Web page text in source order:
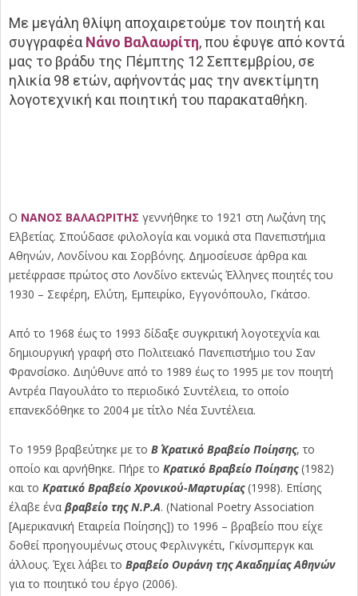
Με μεγάλη θλίψη αποχαιρετούμε τον ποιητή και
συγγραφέα Νάνο Βαλαωρίτη, που έφυγε από κοντά
μας το βράδυ της Πέμπτης 12 Σεπτεμβρίου, σε
ηλικία 98 ετών, αφήνοντάς μας την ανεκτίμητη
λογοτεχνική και ποιητική του παρακαταθήκη.
Ο ΝΑΝΟΣ ΒΑΛΑΩΡΙΤΗΣ γεννήθηκε το 1921 στη Λωζάνη της
Ελβετίας. Σπούδασε φιλολογία και νομικά στα Πανεπιστήμια
Αθηνών, Λονδίνου και Σορβόνης. Δημοσίευσε άρθρα και
μετέφρασε πρώτος στο Λονδίνο εκτενώς Έλληνες ποιητές του
1930 – Σεφέρη, Ελύτη, Εμπειρίκο, Εγγονόπουλο, Γκάτσο.
Από το 1968 έως το 1993 δίδαξε συγκριτική λογοτεχνία και
δημιουργική γραφή στο Πολιτειακό Πανεπιστήμιο του Σαν
Φρανσίσκο. Διηύθυνε από το 1989 έως το 1995 με τον ποιητή
Αντρέα Παγουλάτο το περιοδικό Συντέλεια, το οποίο
επανεκδόθηκε το 2004 με τίτλο Νέα Συντέλεια.
Το 1959 βραβεύτηκε με το Β΄ Κρατικό Βραβείο Ποίησης, το
οποίο και αρνήθηκε. Πήρε το Κρατικό Βραβείο Ποίησης (1982)
και το Κρατικό Βραβείο Χρονικού-Μαρτυρίας (1998). Επίσης
έλαβε ένα βραβείο της Ν.Ρ.Α. (National Poetry Association
[Αμερικανική Εταιρεία Ποίησης]) το 1996 – βραβείο που είχε
δοθεί προηγουμένως στους Φερλινγκέτι, Γκίνσμπεργκ και
άλλους. Έχει λάβει το Βραβείο Ουράνη της Ακαδημίας Αθηνών
για το ποιητικό του έργο (2006).